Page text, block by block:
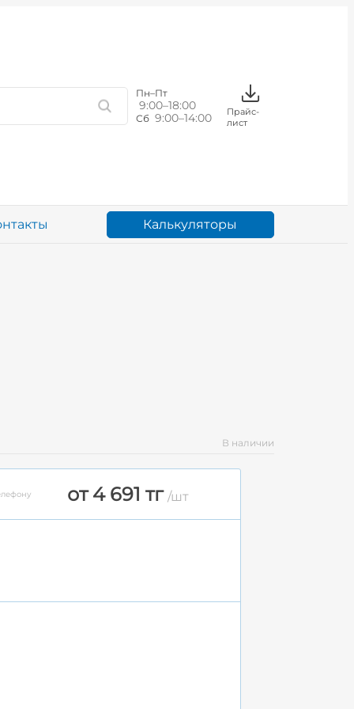
Пн–Пт
9:00–18:00
Сб 9:00–14:00
Прайс-
лист
Калькуляторы
В наличии
от 4 691 тг/шт